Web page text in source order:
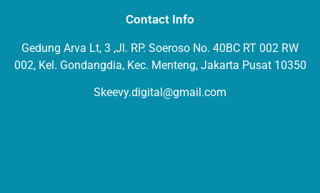
Contact Info
Gedung Arva Lt, 3 ,Jl. RP. Soeroso No. 40BC RT 002 RW
002, Kel. Gondangdia, Kec. Menteng, Jakarta Pusat 10350
Skeevy.digital@gmail.com